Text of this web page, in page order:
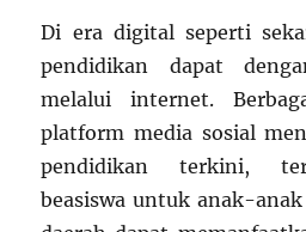
Di era digital seperti
pendidikan dapat
melalui internet.
platform media sosial
pendidikan terkini,
beasiswa untuk anak-